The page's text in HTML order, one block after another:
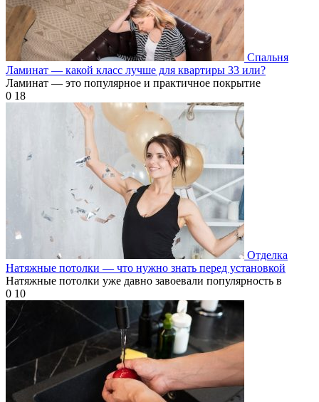
Спальня
Ламинат — какой класс лучше для квартиры 33 или?
Ламинат — это популярное и практичное покрытие
0 18
Отделка
Натяжные потолки — что нужно знать перед установкой
Натяжные потолки уже давно завоевали популярность в
0 10